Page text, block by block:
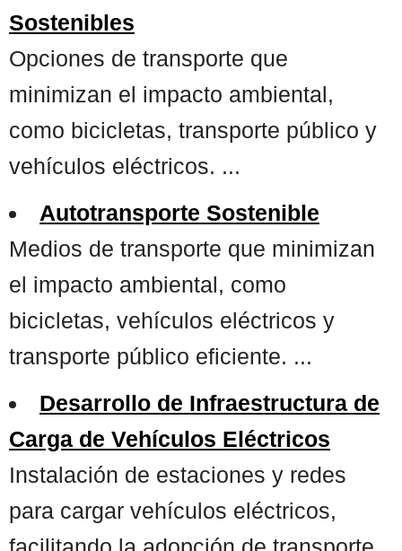
Sostenibles
Opciones de transporte que
minimizan el impacto ambiental,
como bicicletas, transporte público y
vehículos eléctricos. ...
Autotransporte Sostenible
Medios de transporte que minimizan
el impacto ambiental, como
bicicletas, vehículos eléctricos y
transporte público eficiente. ...
Desarrollo de Infraestructura de
Carga de Vehículos Eléctricos
Instalación de estaciones y redes
para cargar vehículos eléctricos,